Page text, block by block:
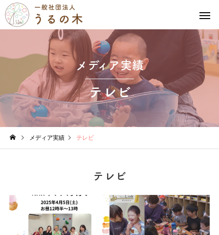
メディア実績
テレビ
メディア実績 テレビ
テレビ